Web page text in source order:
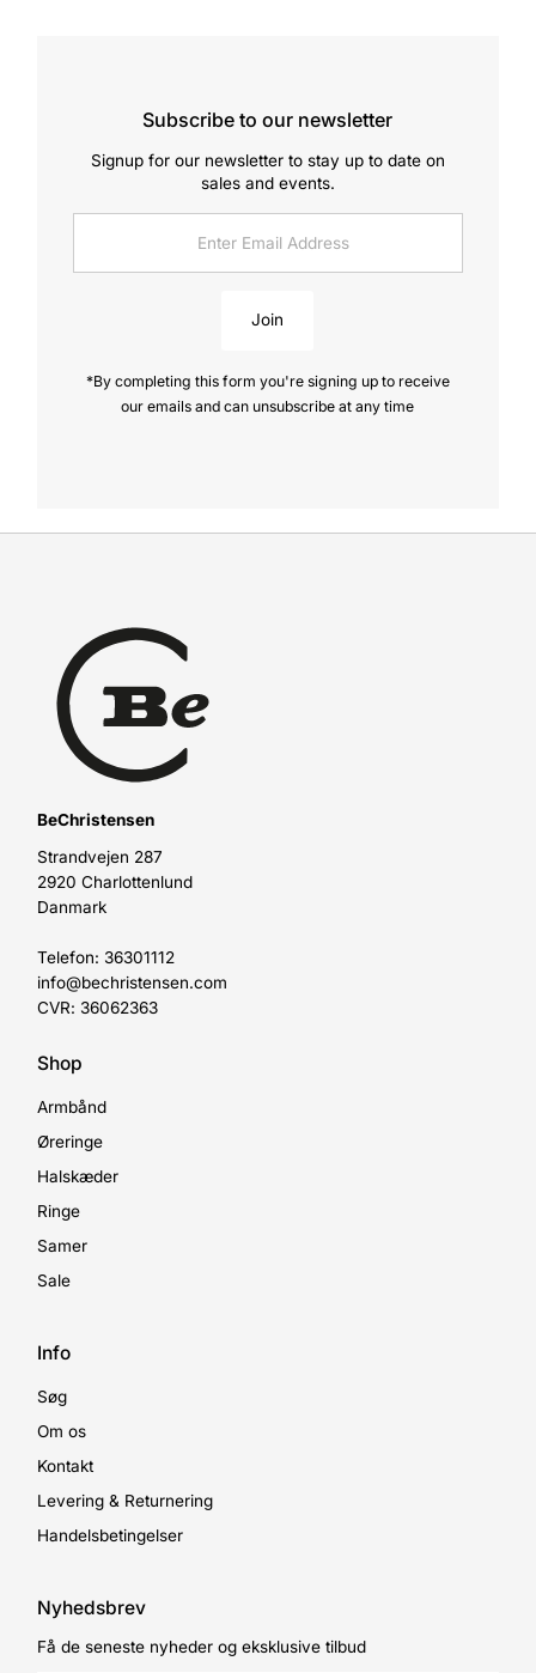
Subscribe to our newsletter
Signup for our newsletter to stay up to date on
sales and events.
Address
Join
*By completing this form you're signing up to receive
our emails and can unsubscribe at any time
BeChristensen
Strandvejen 287
2920 Charlottenlund
Danmark
Telefon: 36301112
info@bechristensen.com
CVR: 36062363
Shop
Armbånd
Øreringe
Halskæder
Ringe
Samer
Sale
Info
Søg
Om os
Kontakt
Levering & Returnering
Handelsbetingelser
Nyhedsbrev
Få de seneste nyheder og eksklusive tilbud